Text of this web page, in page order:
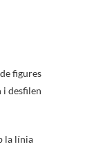
figures
i desfilen
la línia